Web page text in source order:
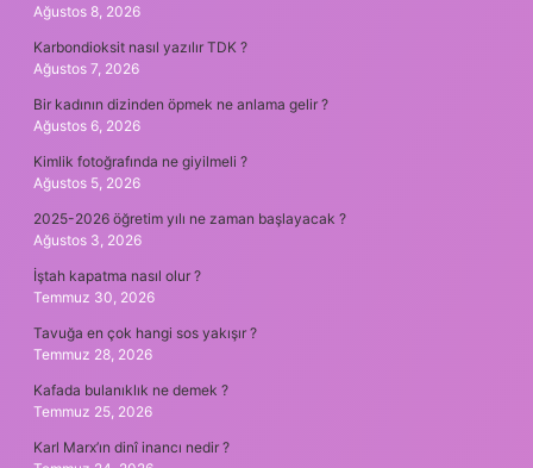
Ağustos 8, 2026
Karbondioksit nasıl yazılır TDK ?
Ağustos 7, 2026
Bir kadının dizinden öpmek ne anlama gelir ?
Ağustos 6, 2026
Kimlik fotoğrafında ne giyilmeli ?
Ağustos 5, 2026
2025-2026 öğretim yılı ne zaman başlayacak ?
Ağustos 3, 2026
İştah kapatma nasıl olur ?
Temmuz 30, 2026
Tavuğa en çok hangi sos yakışır ?
Temmuz 28, 2026
Kafada bulanıklık ne demek ?
Temmuz 25, 2026
Karl Marx’ın dinî inancı nedir ?